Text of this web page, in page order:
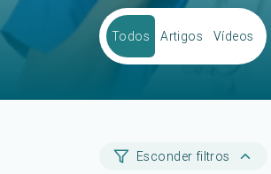
Todos Artigos Vídeos
Esconder filtros